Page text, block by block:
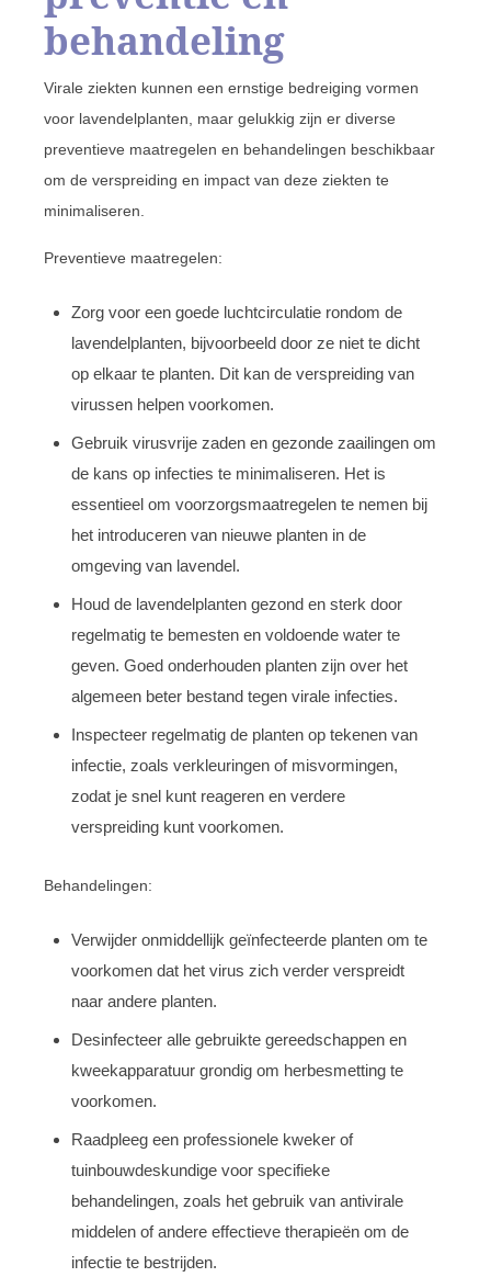
behandeling
Virale ziekten kunnen een ernstige bedreiging vormen
voor lavendelplanten, maar gelukkig zijn er diverse
preventieve maatregelen en behandelingen beschikbaar
om de verspreiding en impact van deze ziekten te
minimaliseren.
Preventieve maatregelen:
Zorg voor een goede luchtcirculatie rondom de
lavendelplanten, bijvoorbeeld door ze niet te dicht
op elkaar te planten. Dit kan de verspreiding van
virussen helpen voorkomen.
Gebruik virusvrije zaden en gezonde zaailingen om
de kans op infecties te minimaliseren. Het is
essentieel om voorzorgsmaatregelen te nemen bij
het introduceren van nieuwe planten in de
omgeving van lavendel.
Houd de lavendelplanten gezond en sterk door
regelmatig te bemesten en voldoende water te
geven. Goed onderhouden planten zijn over het
algemeen beter bestand tegen virale infecties.
Inspecteer regelmatig de planten op tekenen van
infectie, zoals verkleuringen of misvormingen,
zodat je snel kunt reageren en verdere
verspreiding kunt voorkomen.
Behandelingen:
Verwijder onmiddellijk geïnfecteerde planten om te
voorkomen dat het virus zich verder verspreidt
naar andere planten.
Desinfecteer alle gebruikte gereedschappen en
kweekapparatuur grondig om herbesmetting te
voorkomen.
Raadpleeg een professionele kweker of
tuinbouwdeskundige voor specifieke
behandelingen, zoals het gebruik van antivirale
middelen of andere effectieve therapieën om de
infectie te bestrijden.